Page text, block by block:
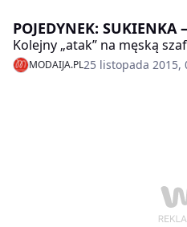
POJEDYNEK: SUKIENKA
Kolejny „atak” na męską
MODAIJA.PL25 listopada 2015,